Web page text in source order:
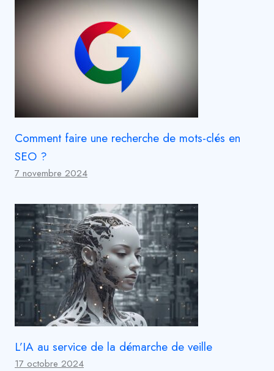
Comment faire une recherche de mots-clés en
SEO ?
7 novembre 2024
L’IA au service de la démarche de veille
17 octobre 2024